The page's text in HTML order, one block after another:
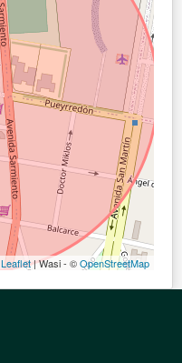
Leaflet| Wasi - ©OpenStreetMap